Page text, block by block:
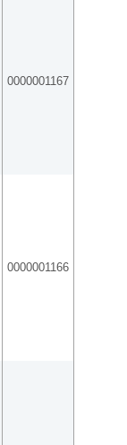
0000001167
0000001166